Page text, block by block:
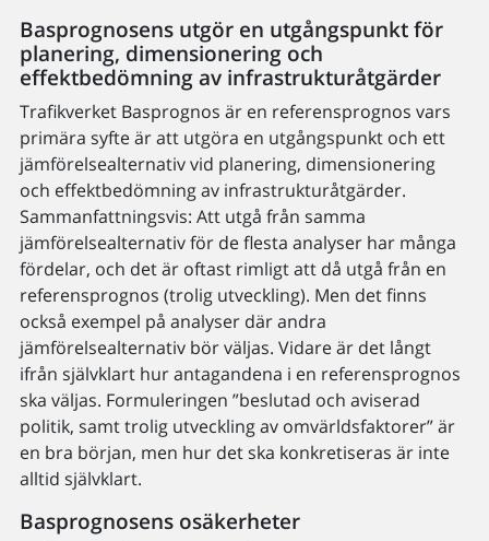
Basprognosens utgör en utgångspunkt för
planering, dimensionering och
effektbedömning av infrastrukturåtgärder
Trafikverket Basprognos är en referensprognos vars
primära syfte är att utgöra en utgångspunkt och ett
jämförelsealternativ vid planering, dimensionering
och effektbedömning av infrastrukturåtgärder.
Sammanfattningsvis: Att utgå från samma
jämförelsealternativ för de flesta analyser har många
fördelar, och det är oftast rimligt att då utgå från en
referensprognos (trolig utveckling). Men det finns
också exempel på analyser där andra
jämförelsealternativ bör väljas. Vidare är det långt
ifrån självklart hur antagandena i en referensprognos
ska väljas. Formuleringen ”beslutad och aviserad
politik, samt trolig utveckling av omvärldsfaktorer” är
en bra början, men hur det ska konkretiseras är inte
alltid självklart.
Basprognosens osäkerheter